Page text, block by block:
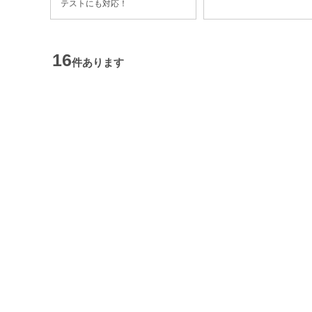
テストにも対応！
16件あります